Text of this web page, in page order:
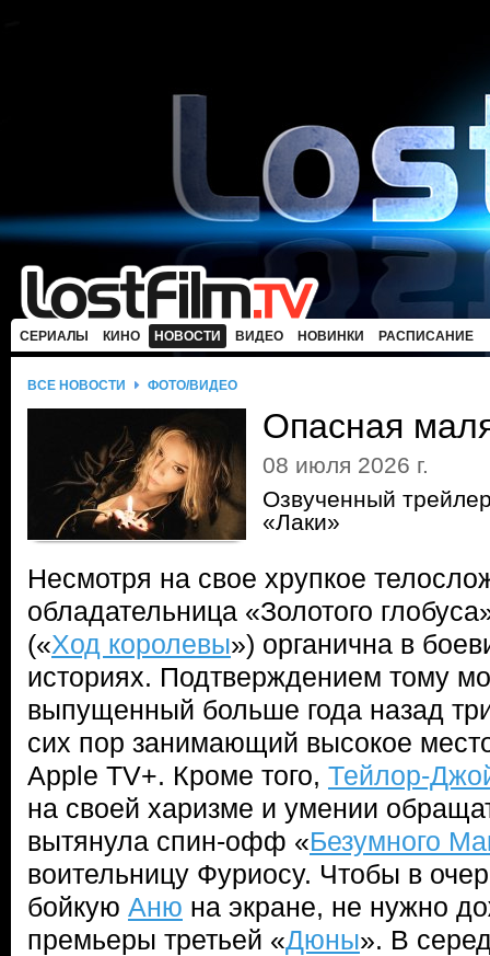
СЕРИАЛЫ КИНО НОВОСТИ ВИДЕО НОВИНКИ РАСПИСАНИЕ
ВСЕ НОВОСТИ ФОТО/ВИДЕО
Опасная
08 июля 2026 г.
Озвученный
«Лаки»
Несмотря на свое хрупкое
обладательница «Золотого
(«Ход королевы») органична в
историях. Подтверждением тому
выпущенный больше года назад
сих пор занимающий высокое
Apple TV+. Кроме того, Тейлор-
на своей харизме и умении
вытянула спин-офф «Безумного
воительницу Фуриосу. Чтобы в
бойкую Аню на экране, не нужно
премьеры третьей «Дюны». В